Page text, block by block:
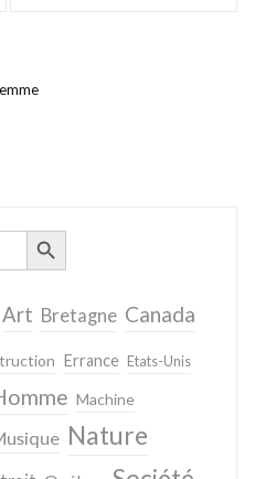
SEARCH BUTTON
Art Bretagne Canada
Errance Etats-Unis
Machine
Nature